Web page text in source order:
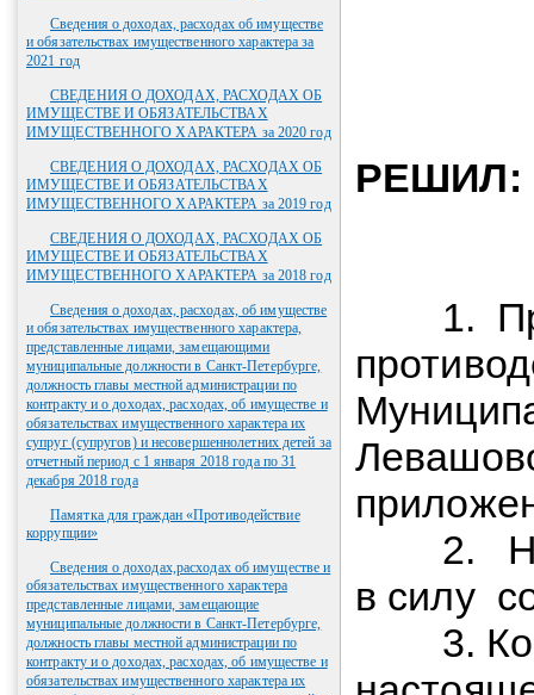
Сведения о доходах, расходах об имуществе
и обязательствах имущественного характера за
2021 год
СВЕДЕНИЯ О ДОХОДАХ, РАСХОДАХ ОБ
ИМУЩЕСТВЕ И ОБЯЗАТЕЛЬСТВАХ
ИМУЩЕСТВЕННОГО ХАРАКТЕРА за 2020 год
СВЕДЕНИЯ О ДОХОДАХ, РАСХОДАХ ОБ
ИМУЩЕСТВЕ И ОБЯЗАТЕЛЬСТВАХ
ИМУЩЕСТВЕННОГО ХАРАКТЕРА за 2019 год
СВЕДЕНИЯ О ДОХОДАХ, РАСХОДАХ ОБ
ИМУЩЕСТВЕ И ОБЯЗАТЕЛЬСТВАХ
ИМУЩЕСТВЕННОГО ХАРАКТЕРА за 2018 год
Сведения о доходах, расходах, об имуществе
и обязательствах имущественного характера,
представленные лицами, замещающими
муниципальные должности в Санкт-Петербурге,
должность главы местной администрации по
контракту и о доходах, расходах, об имуществе и
обязательствах имущественного характера их
супруг (супругов) и несовершеннолетних детей за
отчетный период с 1 января 2018 года по 31
декабря 2018 года
Памятка для граждан «Противодействие
коррупции»
Сведения о доходах,расходах об имуществе и
обязательствах имущественного характера
представленные лицами, замещающие
муниципальные должности в Санкт-Петербурге,
должность главы местной администрации по
контракту и о доходах, расходах, об имуществе и
обязательствах имущественного характера их
РЕШИЛ:
1.
2.
в силу
3.